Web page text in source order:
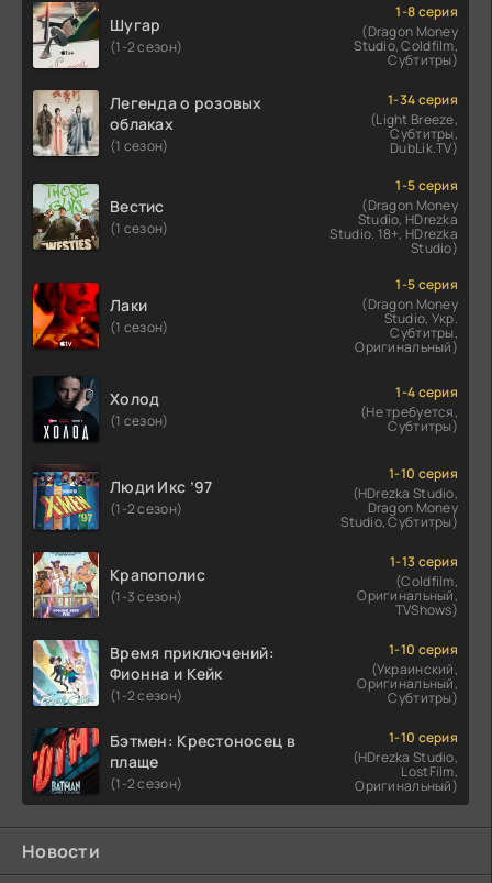
Шугар
(1-2 сезон)
1-8 серия
(Dragon Money
Studio, Coldfilm,
Субтитры)
Легенда о розовых
облаках
(1 сезон)
1-34 серия
(Light Breeze,
Субтитры,
DubLik.TV)
Вестис
(1 сезон)
1-5 серия
(Dragon Money
Studio, HDrezka
Studio. 18+, HDrezka
Studio)
Лаки
(1 сезон)
1-5 серия
(Dragon Money
Studio, Укр.
Субтитры,
Оригинальный)
Холод
(1 сезон)
1-4 серия
(Не требуется,
Субтитры)
Люди Икс ’97
(1-2 сезон)
1-10 серия
(HDrezka Studio,
Dragon Money
Studio, Субтитры)
Крапополис
(1-3 сезон)
1-13 серия
(Coldfilm,
Оригинальный,
TVShows)
Время приключений:
Фионна и Кейк
(1-2 сезон)
1-10 серия
(Украинский,
Оригинальный,
Субтитры)
Бэтмен: Крестоносец в
плаще
(1-2 сезон)
1-10 серия
(HDrezka Studio,
LostFilm,
Оригинальный)
Новости